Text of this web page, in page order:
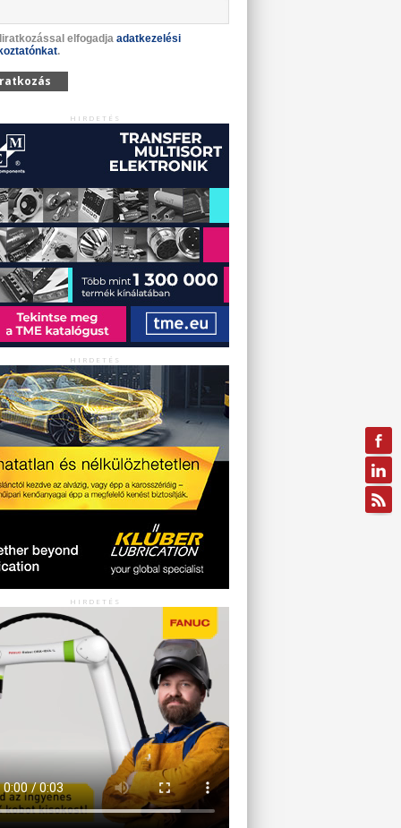
elfogadja adatkezelési
.
HIRDETÉS
HIRDETÉS
HIRDETÉS